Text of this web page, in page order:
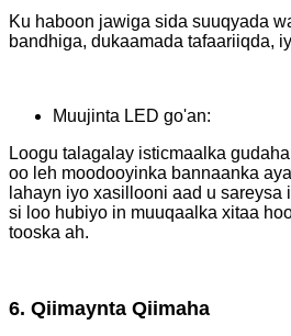
Ku haboon jawiga sida suuqyada
bandhiga, dukaamada tafaariiqda,
Muujinta LED go'an:
Loogu talagalay isticmaalka
oo leh moodooyinka bannaanka
lahayn iyo xasillooni aad u sareysa
si loo hubiyo in muuqaalka xitaa
tooska ah.
6. Qiimaynta Qiimaha